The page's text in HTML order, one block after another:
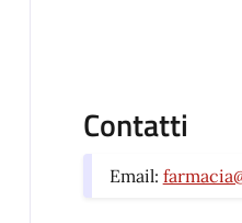
Contatti
Email: